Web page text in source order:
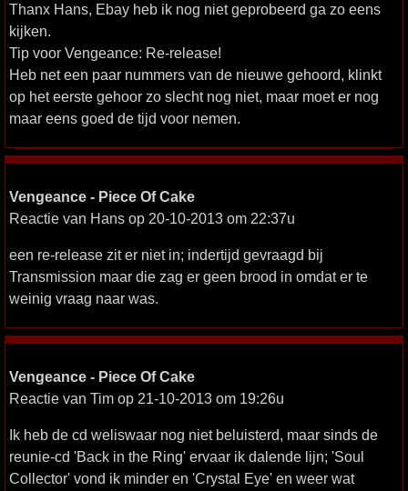
Thanx Hans, Ebay heb ik nog niet geprobeerd ga zo eens
kijken.
Tip voor Vengeance: Re-release!
Heb net een paar nummers van de nieuwe gehoord, klinkt
op het eerste gehoor zo slecht nog niet, maar moet er nog
maar eens goed de tijd voor nemen.
Vengeance - Piece Of Cake
Reactie van Hans op 20-10-2013 om 22:37u
een re-release zit er niet in; indertijd gevraagd bij
Transmission maar die zag er geen brood in omdat er te
weinig vraag naar was.
Vengeance - Piece Of Cake
Reactie van Tim op 21-10-2013 om 19:26u
Ik heb de cd weliswaar nog niet beluisterd, maar sinds de
reunie-cd 'Back in the Ring' ervaar ik dalende lijn; 'Soul
Collector' vond ik minder en 'Crystal Eye' en weer wat